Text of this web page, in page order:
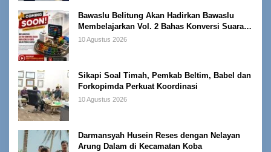
Bawaslu Belitung Akan Hadirkan Bawaslu
Membelajarkan Vol. 2 Bahas Konversi Suara
dan Alokasi Kursi
10 Agustus 2026
Sikapi Soal Timah, Pemkab Beltim, Babel dan
Forkopimda Perkuat Koordinasi
10 Agustus 2026
Darmansyah Husein Reses dengan Nelayan
Arung Dalam di Kecamatan Koba